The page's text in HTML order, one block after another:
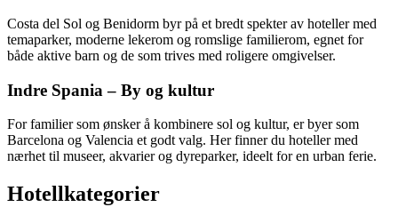
Costa del Sol og Benidorm byr på et bredt spekter av hoteller med
temaparker, moderne lekerom og romslige familierom, egnet for
både aktive barn og de som trives med roligere omgivelser.
Indre Spania – By og kultur
For familier som ønsker å kombinere sol og kultur, er byer som
Barcelona og Valencia et godt valg. Her finner du hoteller med
nærhet til museer, akvarier og dyreparker, ideelt for en urban ferie.
Hotellkategorier